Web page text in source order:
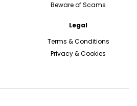
Beware of Scams
Legal
Terms & Conditions
Privacy & Cookies